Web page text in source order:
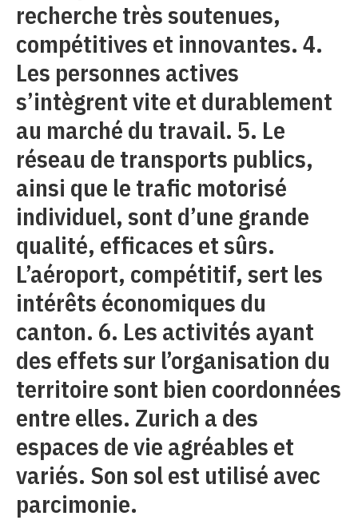
recherche très soutenues,
compétitives et innovantes. 4.
Les personnes actives
s’intègrent vite et durablement
au marché du travail. 5. Le
réseau de transports publics,
ainsi que le trafic motorisé
individuel, sont d’une grande
qualité, efficaces et sûrs.
L’aéroport, compétitif, sert les
intérêts économiques du
canton. 6. Les activités ayant
des effets sur l’organisation du
territoire sont bien coordonnées
entre elles. Zurich a des
espaces de vie agréables et
variés. Son sol est utilisé avec
parcimonie.